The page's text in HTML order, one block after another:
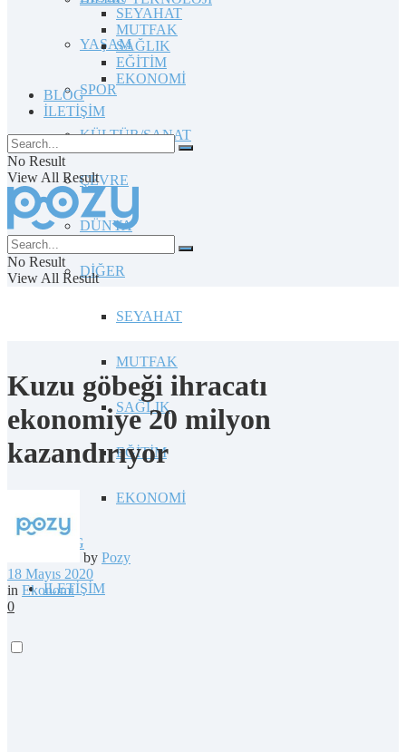
YAŞAM
SPOR
KÜLTÜR/SANAT
ÇEVRE
DÜNYA
DİĞER
SEYAHAT
MUTFAK
SAĞLIK
EĞİTİM
EKONOMİ
BLOG
İLETİŞİM
SEYAHAT
MUTFAK
SAĞLIK
EĞİTİM
EKONOMİ
BLOG
İLETİŞİM
No Result
View All Result
No Result
View All Result
Kuzu göbeği ihracatı
ekonomiye 20 milyon
kazandırıyor
by Pozy
18 Mayıs 2020
in Ekonomi
0